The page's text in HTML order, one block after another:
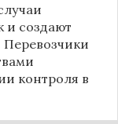
и создают
Перевозчики
контроля в